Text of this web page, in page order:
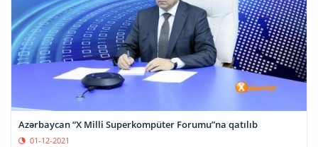
Azərbaycan “X Milli Superkompüter Forumu”na qatılıb
01-12-2021